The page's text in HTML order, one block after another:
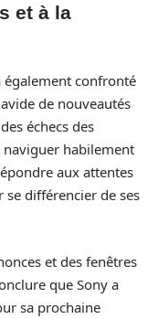
et à la
également confronté
de nouveautés
échecs des
naviguer habilement
aux attentes
différencier de ses
et des fenêtres
que Sony a
sa prochaine